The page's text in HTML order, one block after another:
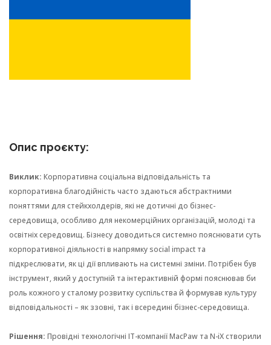
Опис проєкту:
Виклик: Корпоративна соціальна відповідальність та
корпоративна благодійність часто здаються абстрактними
поняттями для стейкхолдерів, які не дотичні до бізнес-
середовища, особливо для некомерційних організацій, молоді та
освітніх середовищ. Бізнесу доводиться системно пояснювати суть
корпоративної діяльності в напрямку social impact та
підкреслювати, як ці дії впливають на системні зміни. Потрібен був
інструмент, який у доступній та інтерактивній формі пояснював би
роль кожного у сталому розвитку суспільства й формував культуру
відповідальності – як ззовні, так і всередині бізнес-середовища.
Рішення: Провідні технологічні IT-компанії MacPaw та N-iX створили